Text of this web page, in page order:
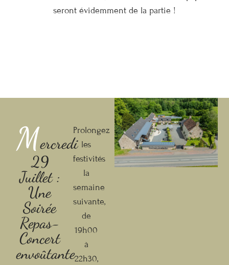
seront évidemment de la partie !
Mercredi
29
Juillet :
Une
Soirée
Repas-
Concert
envoûtante
Prolongez
les
festivités
la
semaine
suivante,
de
19h00
à
22h30,